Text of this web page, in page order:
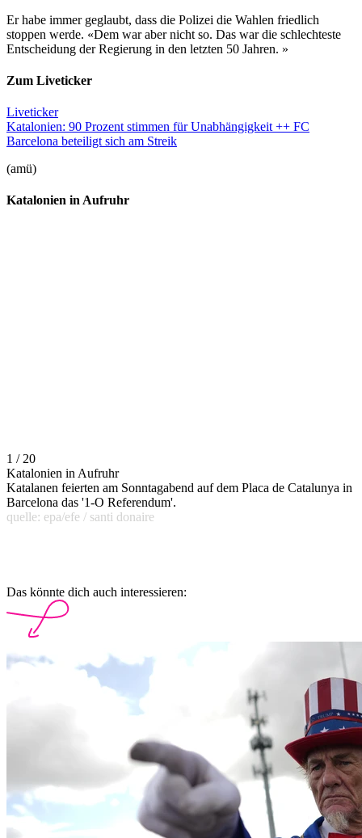
Er habe immer geglaubt, dass die Polizei die Wahlen friedlich
stoppen werde. «Dem war aber nicht so. Das war die schlechteste
Entscheidung der Regierung in den letzten 50 Jahren. »
Zum Liveticker
Liveticker
Katalonien: 90 Prozent stimmen für Unabhängigkeit ++ FC
Barcelona beteiligt sich am Streik
(amü)
Katalonien in Aufruhr
1 / 20
Katalonien in Aufruhr
Katalanen feierten am Sonntagabend auf dem Placa de Catalunya in
Barcelona das '1-O Referendum'.
quelle: epa/efe / santi donaire
Das könnte dich auch interessieren: